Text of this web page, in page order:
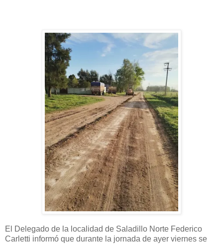
El Delegado de la localidad de Saladillo Norte Federico
Carletti informó que durante la jornada de ayer viernes se